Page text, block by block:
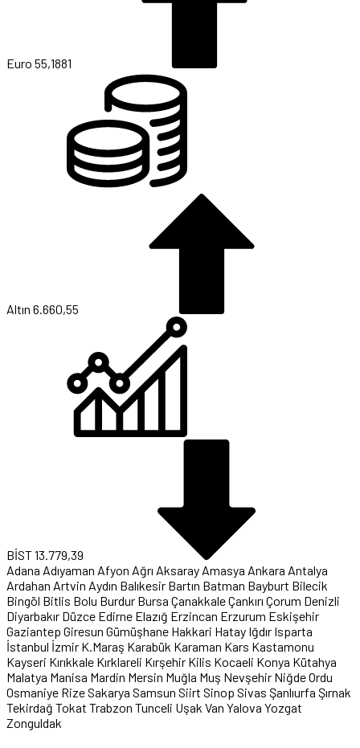
Euro 55,1881
Altın 6.660,55
BİST13.779,39
Adana Adıyaman Afyon Ağrı Aksaray Amasya Ankara Antalya
Ardahan Artvin Aydın Balıkesir Bartın Batman Bayburt Bilecik
Bingöl Bitlis Bolu Burdur Bursa ÇanakkaleÇankırı Çorum Denizli
Diyarbakır Düzce Edirne Elazığ Erzincan Erzurum Eskişehir
Gaziantep Giresun Gümüşhane Hakkari Hatay Iğdır Isparta
İstanbul İzmir K.Maraş Karabük Karaman Kars Kastamonu
Kayseri Kırıkkale Kırklareli Kırşehir Kilis Kocaeli Konya Kütahya
Malatya Manisa Mardin Mersin Muğla Muş Nevşehir NiğdeOrdu
Osmaniye RizeSakarya Samsun Siirt Sinop Sivas Şanlıurfa Şırnak
Tekirdağ Tokat Trabzon Tunceli Uşak Van Yalova Yozgat
Zonguldak